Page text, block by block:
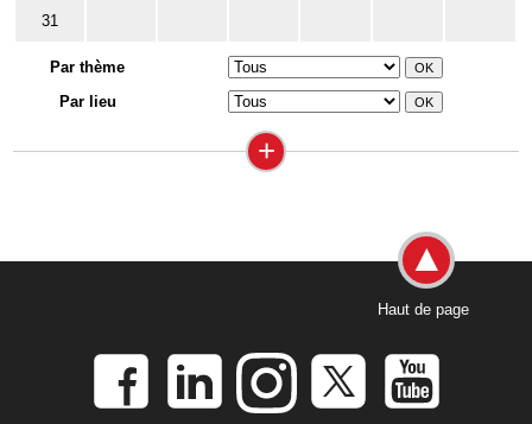
31
Par thème
Par lieu
+
Haut de page